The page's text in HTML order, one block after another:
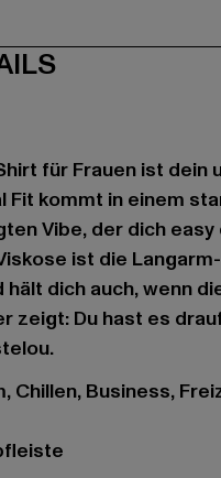
für Frauen ist
Fit kommt in einem
Vibe, der dich
ist die
dich auch, wenn
zeigt: Du hast es
Chillen, Business,